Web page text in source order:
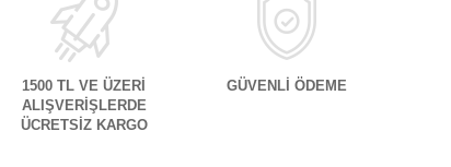
1500 TL VE ÜZERİ
ALIŞVERİŞLERDE
ÜCRETSİZ KARGO
GÜVENLİ ÖDEME